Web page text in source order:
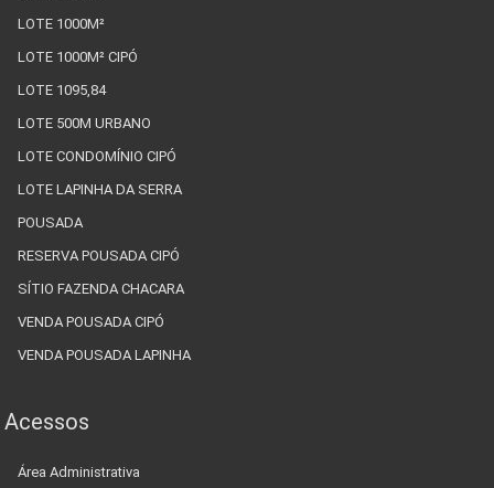
LOTE 1000M²
LOTE 1000M² CIPÓ
LOTE 1095,84
LOTE 500M URBANO
LOTE CONDOMÍNIO CIPÓ
LOTE LAPINHA DA SERRA
POUSADA
RESERVA POUSADA CIPÓ
SÍTIO FAZENDA CHACARA
VENDA POUSADA CIPÓ
VENDA POUSADA LAPINHA
Acessos
Área Administrativa